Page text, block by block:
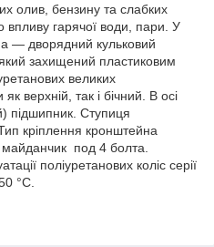
олив, бензину та слабких
впливу гарячої води, пари. У
— дворядний кульковий
захищений пластиковим
великих
верхній, так і бічний. В осі
підшипник. Ступиця
кріплення кронштейна
под 4 болта.
поліуретанових коліс серії
°C.